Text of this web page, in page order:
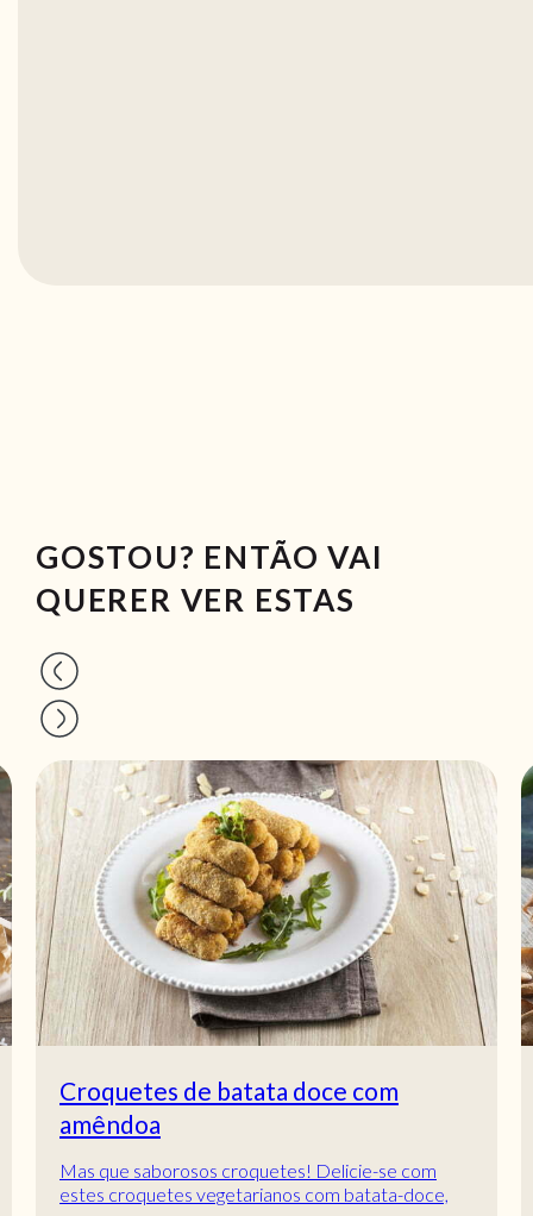
GOSTOU? ENTÃO VAI
QUERER VER ESTAS
Croquetes de batata doce com
amêndoa
Mas que saborosos croquetes! Delicie-se com
estes croquetes vegetarianos com batata-doce,